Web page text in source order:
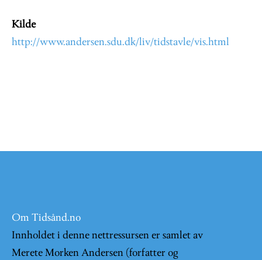
Kilde
http://www.andersen.sdu.dk/liv/tidstavle/vis.html
Om Tidsånd.no
Innholdet i denne nettressursen er samlet av
Merete Morken Andersen (forfatter og